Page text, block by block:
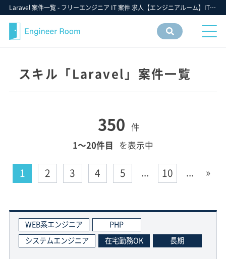
Laravel 案件一覧 - フリーエンジニア IT 案件 求人【エンジニアルーム】ITフリーランス ITエンジニア IT個人事業主 仕事 転職 募集
スキル「Laravel」案件一覧
350 件
1〜20件目
を表示中
1 2 3 4 5 ... 10 ... »
WEB系エンジニア
PHP
システムエンジニア
在宅勤務OK 長期